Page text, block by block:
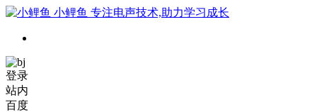
小鲤鱼 专注电声技术,助力学习成长
登录
站内
百度